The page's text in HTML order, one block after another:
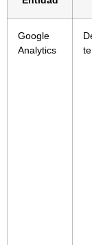
Google
Analytics